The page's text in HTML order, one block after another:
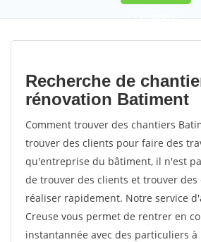
9,5(100%)59
votes
Recherche de
rénovation Batiment
Comment trouver des chantiers
trouver des clients pour faire des
qu'entreprise du bâtiment, il n'est
de trouver des clients et trouver des
réaliser rapidement. Notre service
Creuse vous permet de rentrer en
instantannée avec des particuliers à